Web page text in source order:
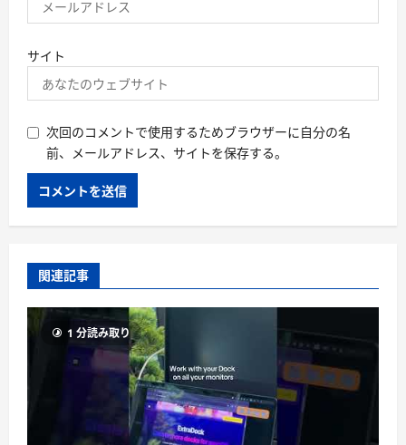
サイト
次回のコメントで使用するためブラウザーに自分の名
前、メールアドレス、サイトを保存する。
関連記事
1 分読み取り